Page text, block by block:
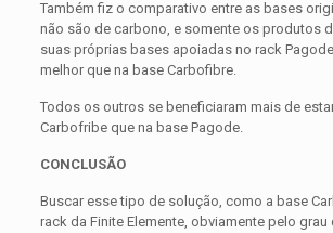
Também fiz o comparativo entre as bases
não são de carbono, e somente os produtos
suas próprias bases apoiadas no rack
melhor que na base Carbofibre.
Todos os outros se beneficiaram mais de
Carbofribe que na base Pagode.
CONCLUSÃO
Buscar esse tipo de solução, como a base
rack da Finite Elemente, obviamente pelo grau